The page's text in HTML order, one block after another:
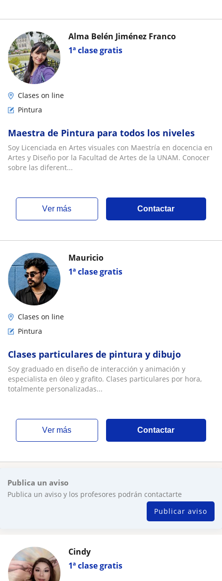
1ª clase gratis
Alma Belén Jiménez Franco
Clases on line
Pintura
Maestra de Pintura para todos los niveles
Soy Licenciada en Artes visuales con Maestría en docencia en
Artes y Diseño por la Facultad de Artes de la UNAM. Conocer
sobre las diferent...
ver más Contactar
1ª clase gratis
Mauricio
Clases on line
Pintura
Clases particulares de pintura y dibujo
Soy graduado en diseño de interacción y animación y
especialista en óleo y grafito. Clases particulares por hora,
totalmente personalizadas...
ver más Contactar
Publica un aviso
Publica un aviso y los profesores podrán contactarte
Publicar aviso
1ª clase gratis
Cindy